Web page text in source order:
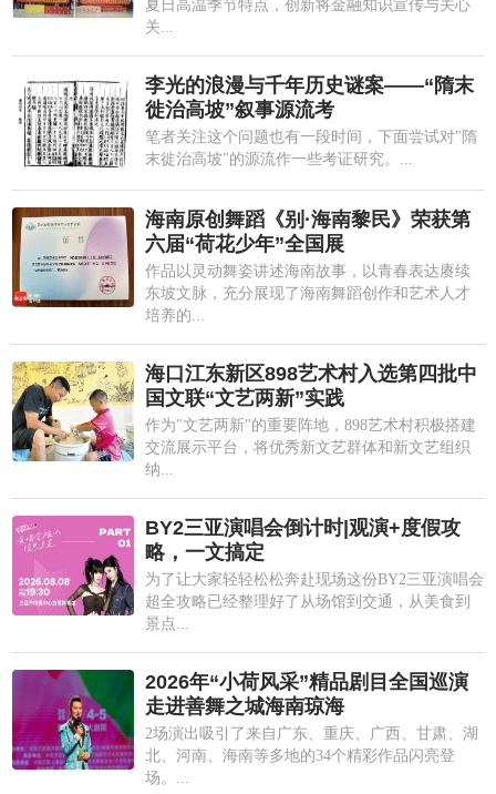
夏日高温季节特点，创新将金融知识宣传与关心
关...
李光的浪漫与千年历史谜案——“隋末
徙治高坡”叙事源流考
笔者关注这个问题也有一段时间，下面尝试对"隋
末徙治高坡"的源流作一些考证研究。...
海南原创舞蹈《别·海南黎民》荣获第
六届“荷花少年”全国展
作品以灵动舞姿讲述海南故事，以青春表达赓续
东坡文脉，充分展现了海南舞蹈创作和艺术人才
培养的...
海口江东新区898艺术村入选第四批中
国文联“文艺两新”实践
作为"文艺两新"的重要阵地，898艺术村积极搭建
交流展示平台，将优秀新文艺群体和新文艺组织
纳...
BY2三亚演唱会倒计时|观演+度假攻
略，一文搞定
为了让大家轻轻松松奔赴现场这份BY2三亚演唱会
超全攻略已经整理好了从场馆到交通，从美食到
景点...
2026年“小荷风采”精品剧目全国巡演
走进善舞之城海南琼海
2场演出吸引了来自广东、重庆、广西、甘肃、湖
北、河南、海南等多地的34个精彩作品闪亮登
场。...